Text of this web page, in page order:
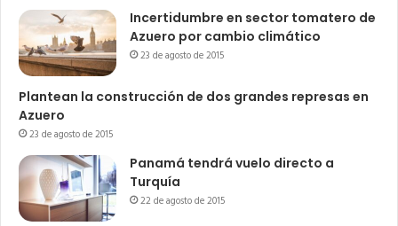
Incertidumbre en sector tomatero de
Azuero por cambio climático
23 de agosto de 2015
Plantean la construcción de dos grandes represas en
Azuero
23 de agosto de 2015
Panamá tendrá vuelo directo a
Turquía
22 de agosto de 2015